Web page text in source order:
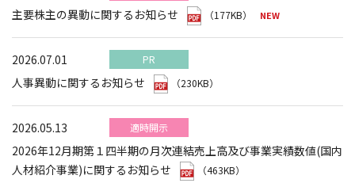
主要株主の異動に関するお知らせ （177KB）
2026.07.01 PR
人事異動に関するお知らせ （230KB）
2026.05.13 適時開示
2026年12月期第１四半期の月次連結売上高及び事業実績数値(国内
人材紹介事業)に関するお知らせ
（463KB）